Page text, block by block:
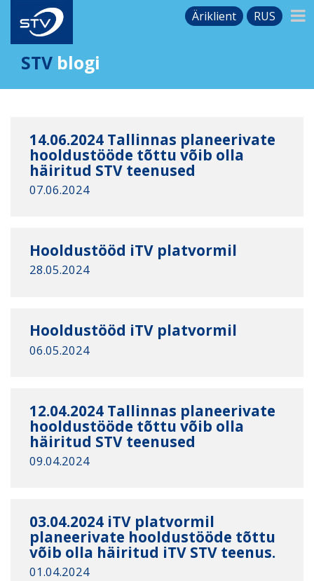
Äriklient RUS
STV blogi
14.06.2024 Tallinnas planeerivate
hooldustööde tõttu võib olla
häiritud STV teenused
07.06.2024
Hooldustööd iTV platvormil
28.05.2024
Hooldustööd iTV platvormil
06.05.2024
12.04.2024 Tallinnas planeerivate
hooldustööde tõttu võib olla
häiritud STV teenused
09.04.2024
03.04.2024 iTV platvormil
planeerivate hooldustööde tõttu
võib olla häiritud iTV STV teenus.
01.04.2024